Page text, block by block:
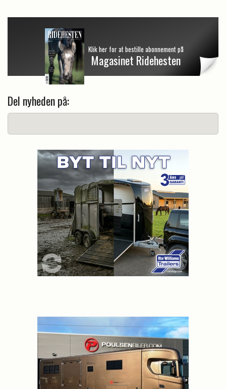
Klik her for at bestille abonnement på
Magasinet Ridehesten
Del nyheden på: